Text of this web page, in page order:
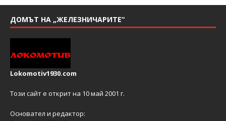
ДОМЪТ НА „ЖЕЛЕЗНИЧАРИТЕ“
Lokomotiv1930.com
Този сайт е открит на 10 май 2001 г.
Основател и редактор: